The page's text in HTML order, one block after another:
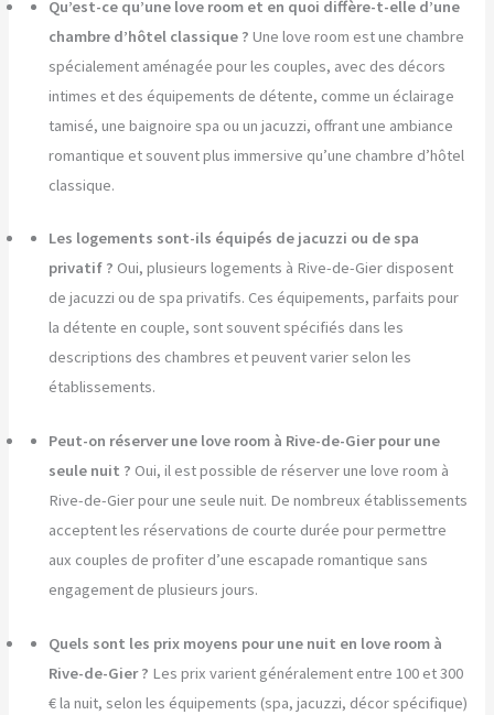
Qu’est-ce qu’une love room et en quoi diffère-t-elle d’une
chambre d’hôtel classique ? Une love room est une chambre
spécialement aménagée pour les couples, avec des décors
intimes et des équipements de détente, comme un éclairage
tamisé, une baignoire spa ou un jacuzzi, offrant une ambiance
romantique et souvent plus immersive qu’une chambre d’hôtel
classique.
Les logements sont-ils équipés de jacuzzi ou de spa
privatif ? Oui, plusieurs logements à Rive-de-Gier disposent
de jacuzzi ou de spa privatifs. Ces équipements, parfaits pour
la détente en couple, sont souvent spécifiés dans les
descriptions des chambres et peuvent varier selon les
établissements.
Peut-on réserver une love room à Rive-de-Gier pour une
seule nuit ? Oui, il est possible de réserver une love room à
Rive-de-Gier pour une seule nuit. De nombreux établissements
acceptent les réservations de courte durée pour permettre
aux couples de profiter d’une escapade romantique sans
engagement de plusieurs jours.
Quels sont les prix moyens pour une nuit en love room à
Rive-de-Gier ? Les prix varient généralement entre 100 et 300
€ la nuit, selon les équipements (spa, jacuzzi, décor spécifique)